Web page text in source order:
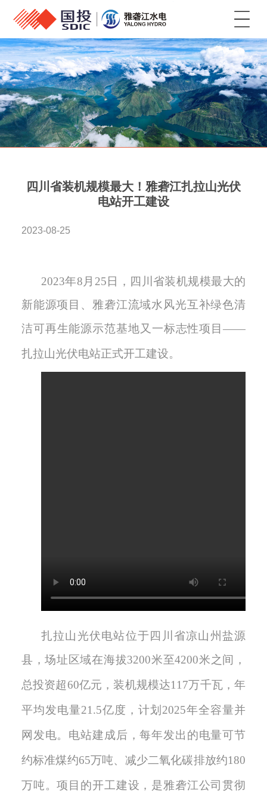
菜单
四川省装机规模最大！雅砻江扎拉山光伏
电站开工建设
2023-08-25
2023年8 月 25日，四川省装机规模最大的
新能源项目 、雅砻江流域水风光互补绿色清
洁可再生能源示范基地又一标志性项目——
扎拉山光伏电站正式开工建设。
扎拉山光伏电站位于四川省凉山州盐源
县 ，场址区域在海拔3200米至4200米之间 ，
总投资超60亿元，装机规模达1 17万千瓦，年
平均发电量21.5亿度，计划 2025年全容量并
网发电。电站建成后，每年发出的电量可节
约标准煤约65万吨、 减少二氧化碳排放约180
万吨。项目的开工建设，是雅砻江公司贯彻